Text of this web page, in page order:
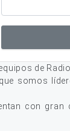
de
somos
con gran